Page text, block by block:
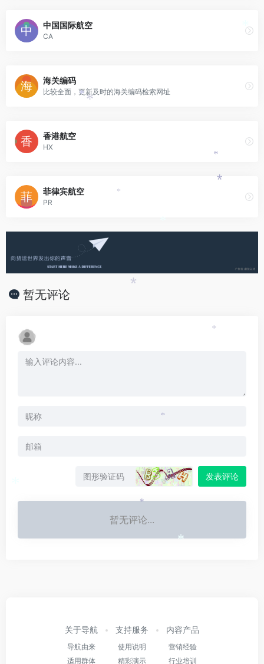
中国国际航空
CA
海关编码
比较全面，更新及时的海关编码检索网址
香港航空
HX
菲律宾航空
PR
暂无评论
发表评论
暂无评论...
关于导航
导航由来
适用群体
支持服务
使用说明
精彩演示
内容产品
营销经验
行业培训
*
*
*